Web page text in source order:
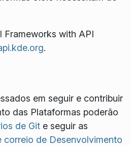
Frameworks with API
.
em seguir e contribuir
das Plataformas poderão
de Gite seguir as
correio de Desenvolvimento